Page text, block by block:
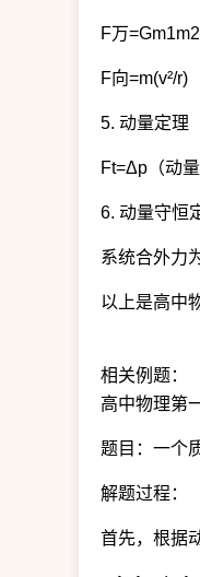
F万
F向=m(v²/r)
5. 动量定理
Ft=Δp（动量
6. 动量守恒
系统合外力
以上是高中
相关例题：
高中物理第
题目：一个
解题过程：
首先，根据